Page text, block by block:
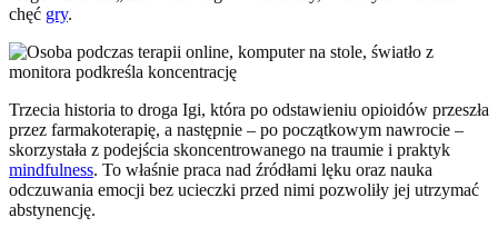
chęć gry.
Trzecia historia to droga Igi, która po odstawieniu opioidów przeszła
przez farmakoterapię, a następnie – po początkowym nawrocie –
skorzystała z podejścia skoncentrowanego na traumie i praktyk
mindfulness. To właśnie praca nad źródłami lęku oraz nauka
odczuwania emocji bez ucieczki przed nimi pozwoliły jej utrzymać
abstynencję.